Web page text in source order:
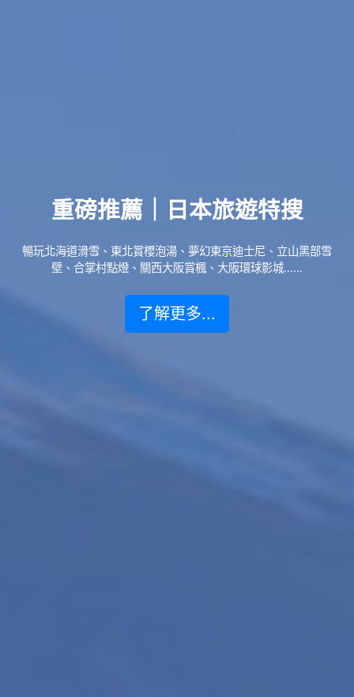
重磅推薦｜日本旅遊特搜
暢玩北海道滑雪、東北賞櫻泡湯、夢幻東京迪士尼、立山黑部雪
壁、合掌村點燈、關西大阪賞楓、大阪環球影城......
了解更多...